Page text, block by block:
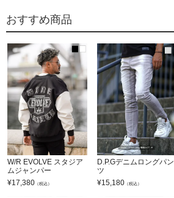
おすすめ商品
W/R EVOLVE スタジア
ムジャンパー
¥17,380 （税込）
D.P.Gデニムロングパン
ツ
¥15,180（税込）